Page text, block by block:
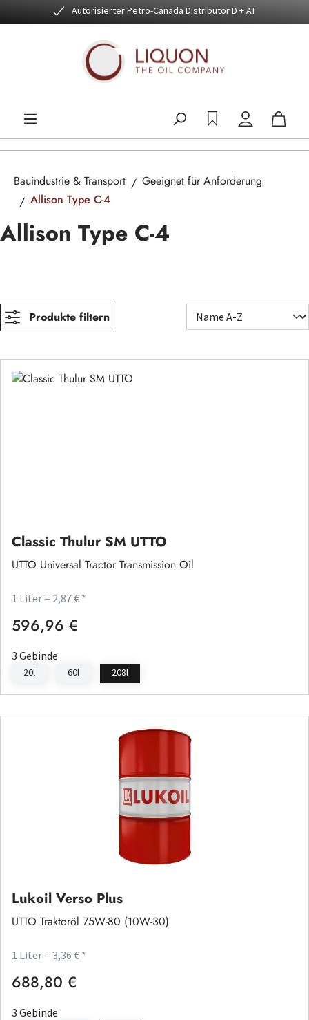
Zum Hauptinhalt springenAutorisierter Petro-Canada Distributor D + AT
Bauindustrie & Transport
Geeignet für Anforderung
Allison Type C-4
Allison Type C-4
Produkte filtern
Classic Thulur SM UTTO
UTTO Universal Tractor Transmission Oil
1 Liter = 2,87 € *
Regulärer Preis:
596,96 €
3 Gebinde
20l 60l 208l
Lukoil Verso Plus
UTTO Traktoröl 75W-80 (10W-30)
1 Liter = 3,36 € *
Regulärer Preis:
688,80 €
3 Gebinde